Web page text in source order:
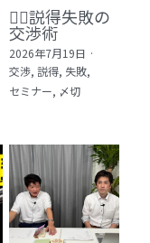
い合わせ）
冊
🕵️‍♂️説得失敗の
交渉術
2026年7月19日 ·
交渉, 説得, 失敗,
セミナー, 〆切